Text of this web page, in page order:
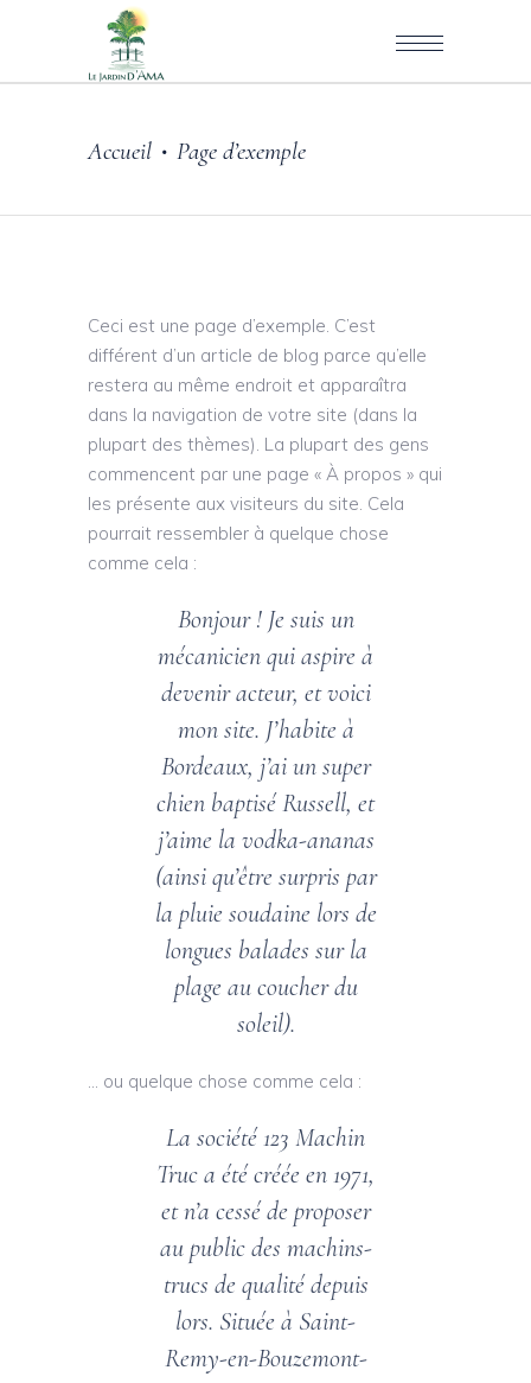
Accueil • Page d’exemple
Ceci est une page d’exemple. C’est
différent d’un article de blog parce qu’elle
restera au même endroit et apparaîtra
dans la navigation de votre site (dans la
plupart des thèmes). La plupart des gens
commencent par une page « À propos » qui
les présente aux visiteurs du site. Cela
pourrait ressembler à quelque chose
comme cela :
Bonjour ! Je suis un
mécanicien qui aspire à
devenir acteur, et voici
mon site. J’habite à
Bordeaux, j’ai un super
chien baptisé Russell, et
j’aime la vodka-ananas
(ainsi qu’être surpris par
la pluie soudaine lors de
longues balades sur la
plage au coucher du
soleil).
… ou quelque chose comme cela :
La société 123 Machin
Truc a été créée en 1971,
et n’a cessé de proposer
au public des machins-
trucs de qualité depuis
lors. Située à Saint-
Remy-en-Bouzemont-